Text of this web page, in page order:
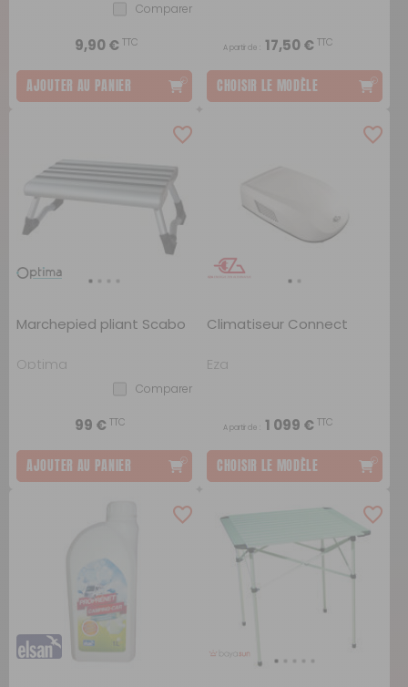
Comparer
9,90 €TTC
AJOUTER AU PANIER
A partir de : 17,50 €TTC
CHOISIR LE MODÈLE
Marchepied pliant Scabo
Optima
Comparer
99 €TTC
AJOUTER AU PANIER
Climatiseur Connect
Eza
A partir de : 1 099 €TTC
CHOISIR LE MODÈLE